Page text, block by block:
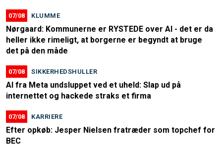
07/08 KLUMME
Nørgaard: Kommunerne er RYSTEDE over AI - det er da
heller ikke rimeligt, at borgerne er begyndt at bruge
det på den måde
07/08 SIKKERHEDSHULLER
AI fra Meta undsluppet ved et uheld: Slap ud på
internettet og hackede straks et firma
07/08 KARRIERE
Efter opkøb: Jesper Nielsen fratræder som topchef for
BEC